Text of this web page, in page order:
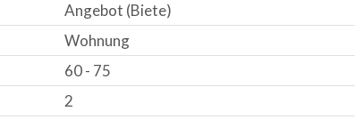
Angebot (Biete)
Wohnung
60 - 75
2